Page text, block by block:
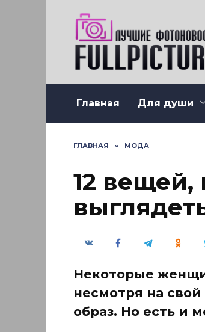
Главная Для души
ГЛАВНАЯ » МОДА
12 вещей,
Некоторые
несмотря на
образ. Но есть и